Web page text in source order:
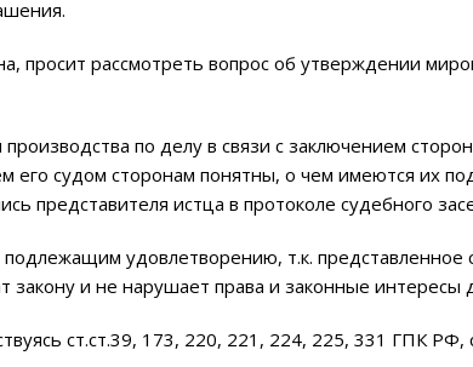
просит рассмотреть вопрос об утверждении
по делу в связи с заключением
его судом сторонам понятны, о чем имеются их
представителя истца в протоколе судебного
подлежащим удовлетворению, т.к. представленное
закону и не нарушает права и законные интересы
ст.ст.39, 173, 220, 221, 224, 225, 331 ГПК РФ,